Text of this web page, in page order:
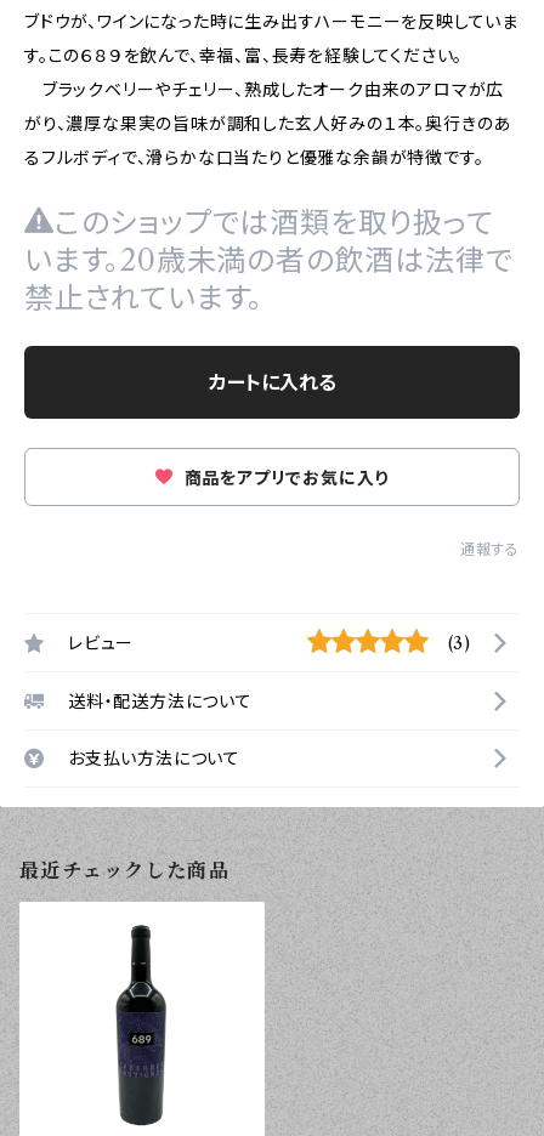
ブドウが、ワインになった時に生み出すハーモニーを反映していま
す。この６８９を飲んで、幸福、富、長寿を経験してください。
ブラックベリーやチェリー、熟成したオーク由来のアロマが広
がり、濃厚な果実の旨味が調和した玄人好みの１本。奥行きのあ
るフルボディで、滑らかな口当たりと優雅な余韻が特徴です。
このショップでは酒類を取り扱って
います。20歳未満の者の飲酒は法律で
禁止されています。
カートに入れる
商品をアプリでお気に入り
通報する
レビュー (3)
送料・配送方法について
お支払い方法について
最近チェックした商品